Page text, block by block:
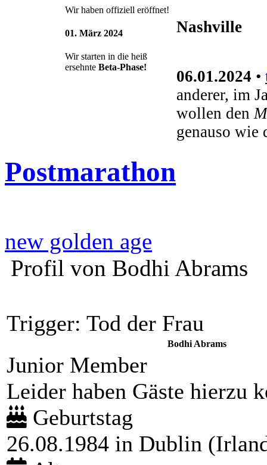
Wir haben offiziell eröffnet!
01. März 2024
Wir starten in die heiß
ersehnte Beta-Phase!
Nashville
06.01.2024 •
anderer, im
wollen den
genauso wie
Postmarathon
new golden age
Profil von Bodhi Abrams
Trigger: Tod der Frau
Bodhi Abrams
Junior Member
Leider haben Gäste hierzu
Geburtstag
26.08.1984 in Dublin